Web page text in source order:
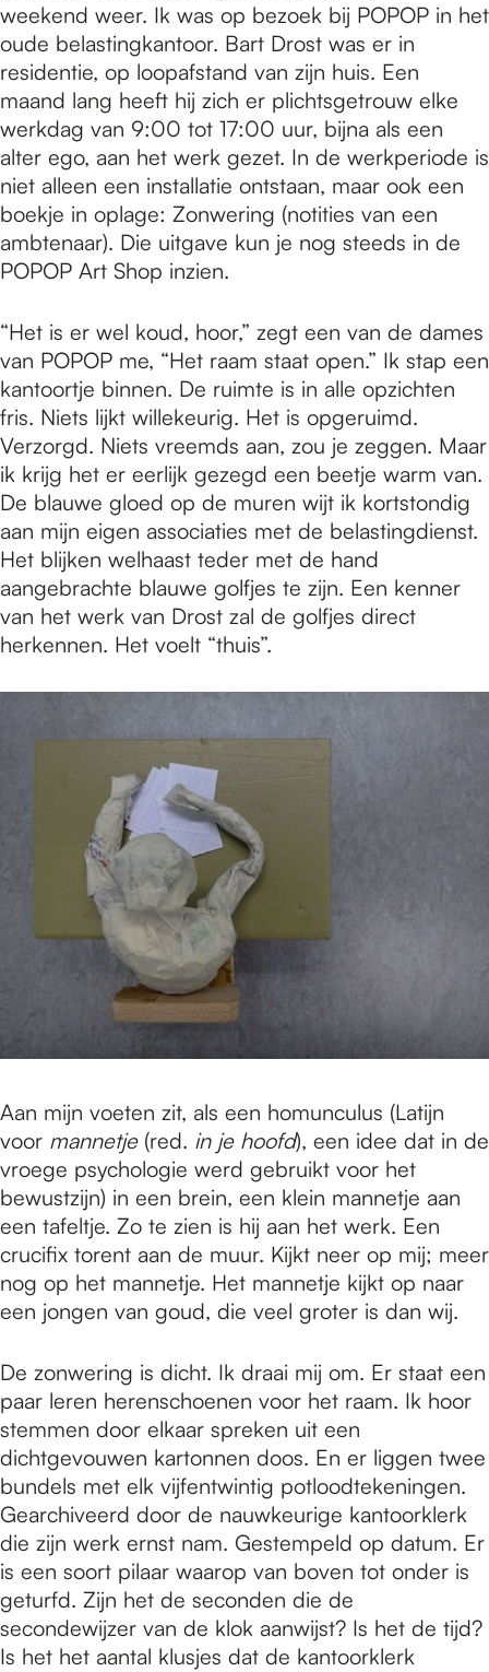
e
weekend weer. Ik was op bezoek bij POPOP in het
oude belastingkantoor. Bart Drost was er in
residentie, op loopafstand van zijn huis. Een
maand lang heeft hij zich er plichtsgetrouw elke
werkdag van 9:00 tot 17:00 uur, bijna als een
alter ego, aan het werk gezet. In de werkperiode is
niet alleen een installatie ontstaan, maar ook een
boekje in oplage: Zonwering (notities van een
ambtenaar). Die uitgave kun je nog steeds in de
POPOP Art Shop inzien.
“Het is er wel koud, hoor,” zegt een van de dames
van POPOP me, “Het raam staat open.” Ik stap een
kantoortje binnen. De ruimte is in alle opzichten
fris. Niets lijkt willekeurig. Het is opgeruimd.
Verzorgd. Niets vreemds aan, zou je zeggen. Maar
ik krijg het er eerlijk gezegd een beetje warm van.
De blauwe gloed op de muren wijt ik kortstondig
aan mijn eigen associaties met de belastingdienst.
Het blijken welhaast teder met de hand
aangebrachte blauwe golfjes te zijn. Een kenner
van het werk van Drost zal de golfjes direct
herkennen. Het voelt “thuis”.
Aan mijn voeten zit, als een homunculus (Latijn
voor mannetje (red. in je hoofd), een idee dat in de
vroege psychologie werd gebruikt voor het
bewustzijn) in een brein, een klein mannetje aan
een tafeltje. Zo te zien is hij aan het werk. Een
crucifix torent aan de muur. Kijkt neer op mij; meer
nog op het mannetje. Het mannetje kijkt op naar
een jongen van goud, die veel groter is dan wij.
De zonwering is dicht. Ik draai mij om. Er staat een
paar leren herenschoenen voor het raam. Ik hoor
stemmen door elkaar spreken uit een
dichtgevouwen kartonnen doos. En er liggen twee
bundels met elk vijfentwintig potloodtekeningen.
Gearchiveerd door de nauwkeurige kantoorklerk
die zijn werk ernst nam. Gestempeld op datum. Er
is een soort pilaar waarop van boven tot onder is
geturfd. Zijn het de seconden die de
secondewijzer van de klok aanwijst? Is het de tijd?
Is het het aantal klusjes dat de kantoorklerk